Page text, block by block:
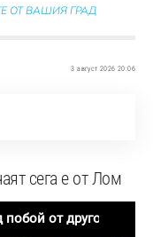
ОТ ВАШИЯ ГРАД
3 август 2026 20:06
сега е от Лом